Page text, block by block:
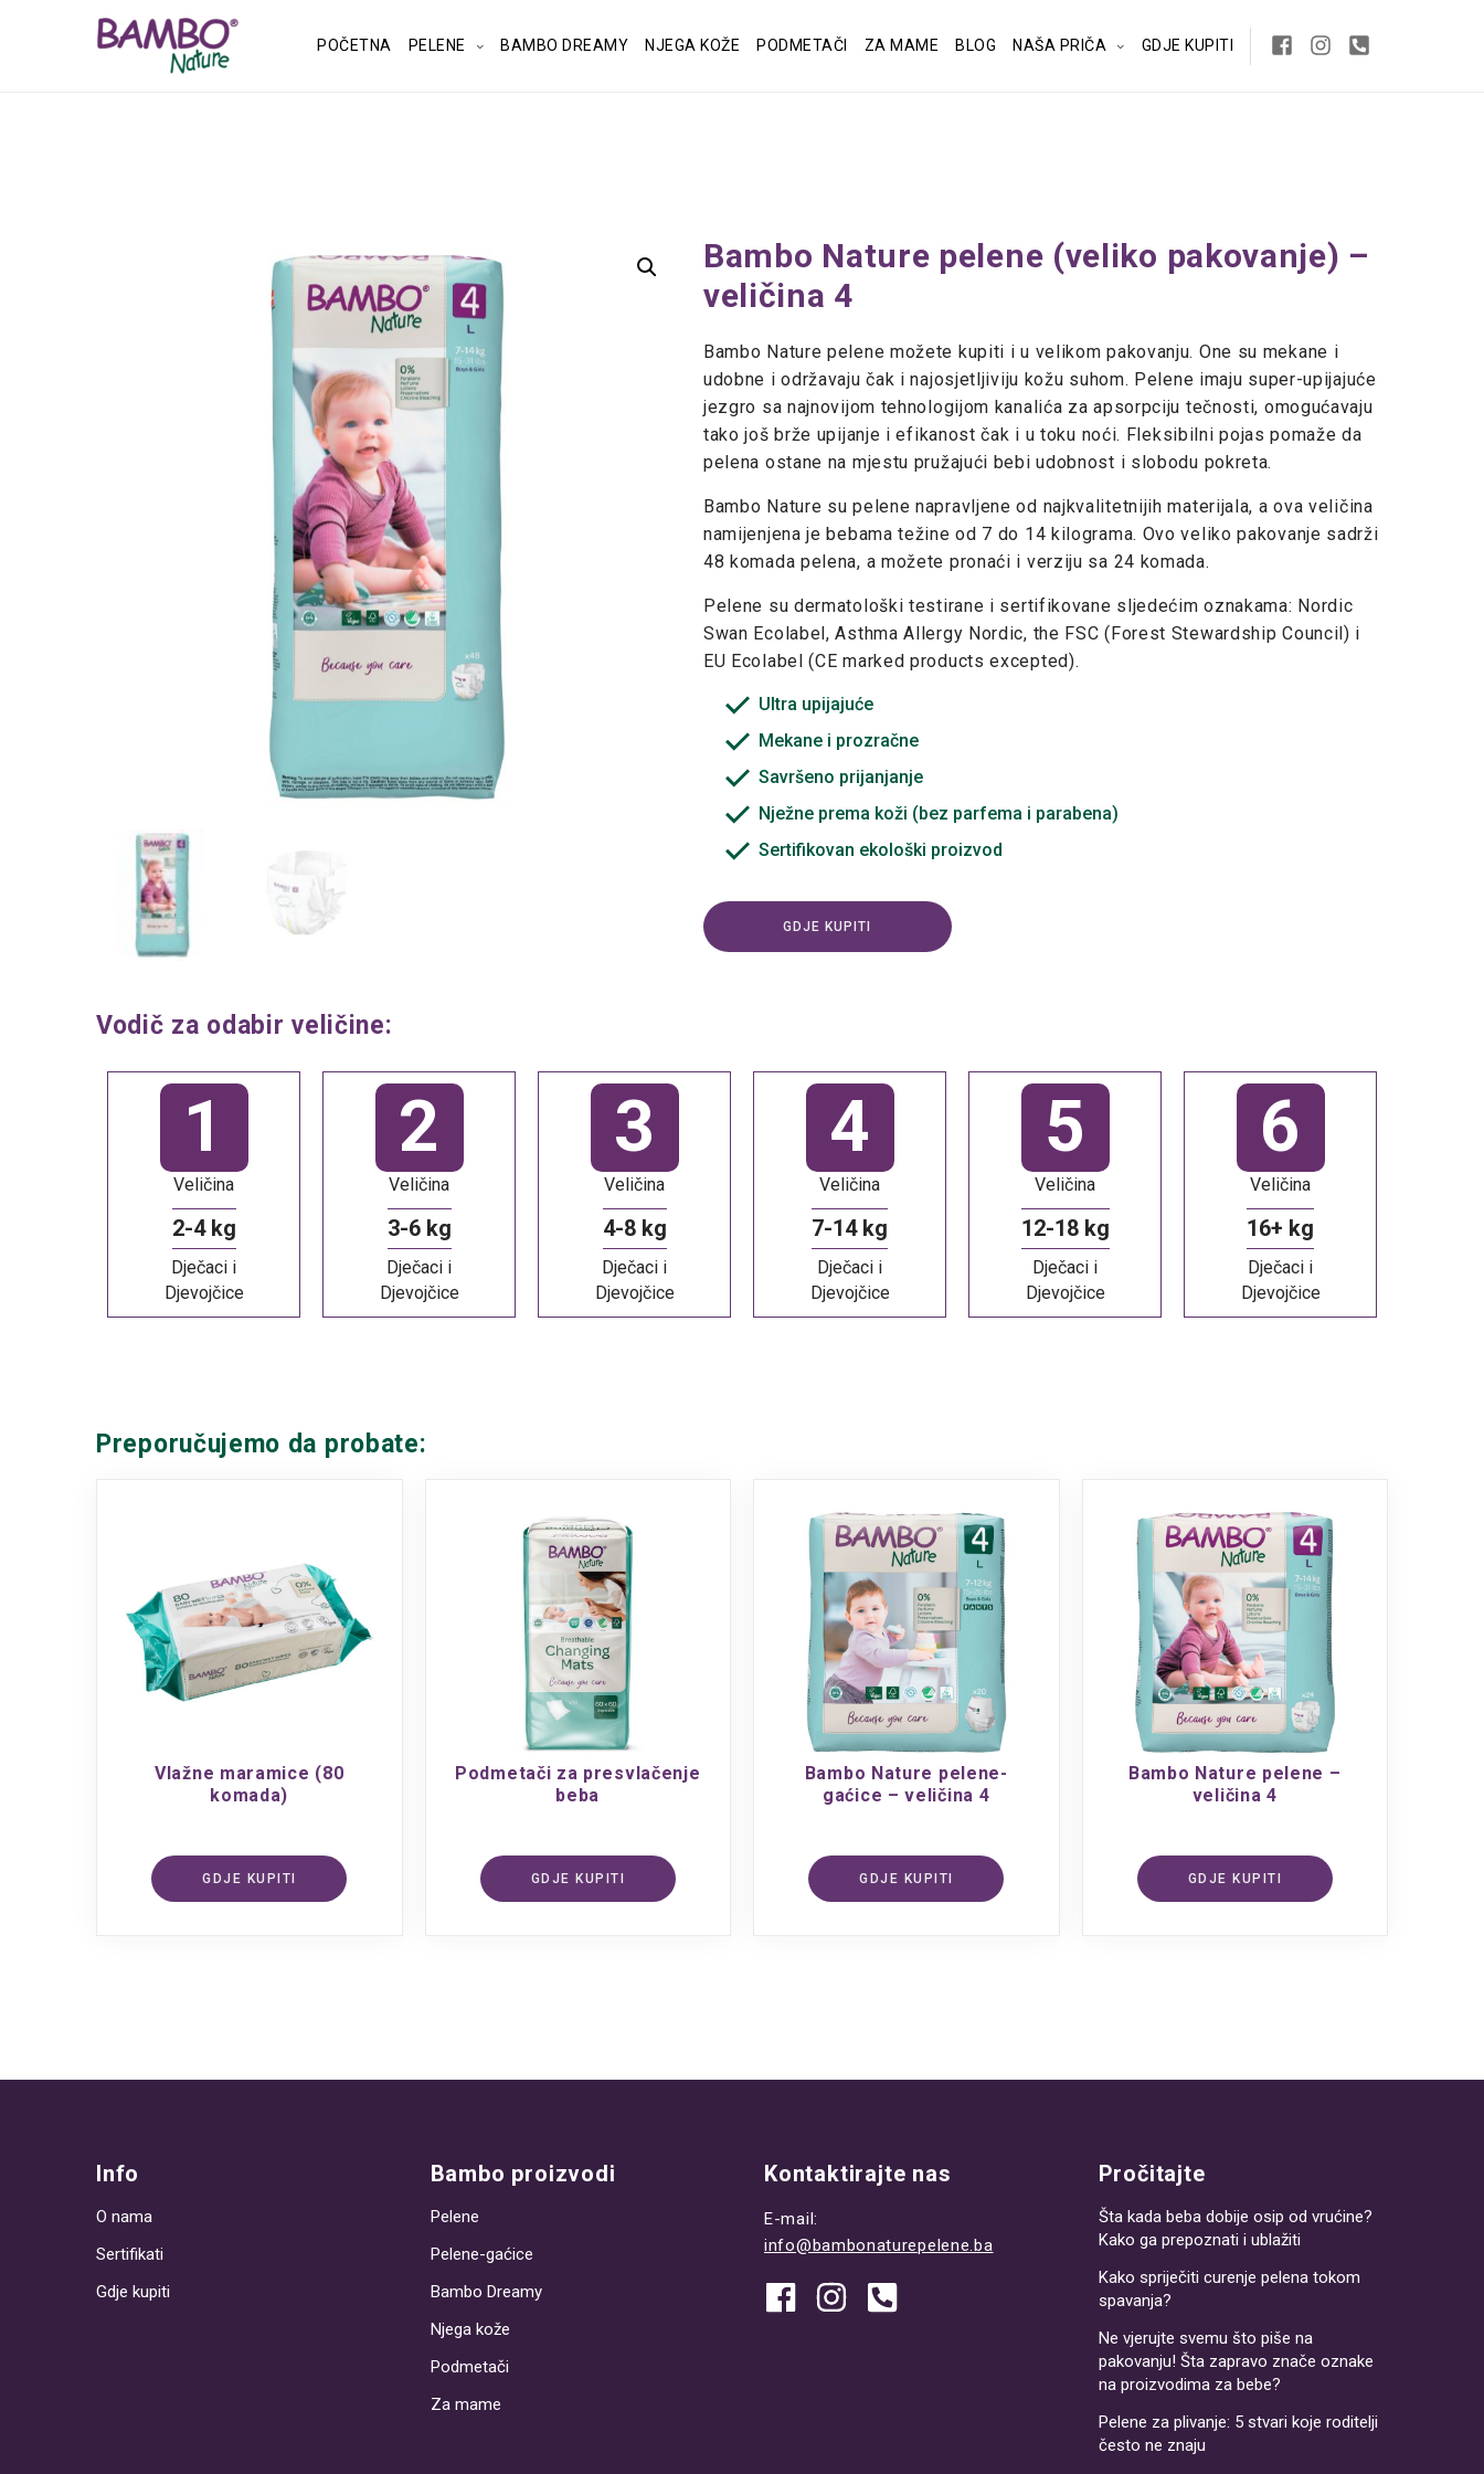
POČETNA PELENE BAMBO DREAMY NJEGA KOŽE PODMETAČI ZA MAME BLOG NAŠA PRIČA GDJE KUPITI
Bambo Nature pelene (veliko pakovanje) –
veličina 4
Bambo Nature pelene možete kupiti i u velikom pakovanju. One su mekane i
udobne i održavaju čak i najosjetljiviju kožu suhom. Pelene imaju super-upijajuće
jezgro sa najnovijom tehnologijom kanalića za apsorpciju tečnosti, omogućavaju
tako još brže upijanje i efikanost čak i u toku noći. Fleksibilni pojas pomaže da
pelena ostane na mjestu pružajući bebi udobnost i slobodu pokreta.
Bambo Nature su pelene napravljene od najkvalitetnijih materijala, a ova veličina
namijenjena je bebama težine od 7 do 14 kilograma. Ovo veliko pakovanje sadrži
48 komada pelena, a možete pronaći i verziju sa 24 komada.
Pelene su dermatološki testirane i sertifikovane sljedećim oznakama: Nordic
Swan Ecolabel, Asthma Allergy Nordic, the FSC (Forest Stewardship Council) i
EU Ecolabel (CE marked products excepted).
Ultra upijajuće
Mekane i prozračne
Savršeno prijanjanje
Nježne prema koži (bez parfema i parabena)
Sertifikovan ekološki proizvod
GDJE KUPITI
Vodič za odabir veličine:
1
Veličina
2-4 kg
Dječaci i
Djevojčice
2
Veličina
3-6 kg
Dječaci i
Djevojčice
3
Veličina
4-8 kg
Dječaci i
Djevojčice
4
Veličina
7-14 kg
Dječaci i
Djevojčice
5
Veličina
12-18 kg
Dječaci i
Djevojčice
6
Veličina
16+ kg
Dječaci i
Djevojčice
Preporučujemo da probate:
Vlažne maramice (80
komada)
GDJE KUPITI
Podmetači za presvlačenje
beba
GDJE KUPITI
Bambo Nature pelene-
gaćice – veličina 4
GDJE KUPITI
Bambo Nature pelene –
veličina 4
GDJE KUPITI
Info
O nama
Sertifikati
Gdje kupiti
Bambo proizvodi
Pelene
Pelene-gaćice
Bambo Dreamy
Njega kože
Podmetači
Za mame
Kontaktirajte nas
E-mail:
info@bambonaturepelene.ba
Pročitajte
Šta kada beba dobije osip od vrućine?
Kako ga prepoznati i ublažiti
Kako spriječiti curenje pelena tokom
spavanja?
Ne vjerujte svemu što piše na
pakovanju! Šta zapravo znače oznake
na proizvodima za bebe?
Pelene za plivanje: 5 stvari koje roditelji
često ne znaju